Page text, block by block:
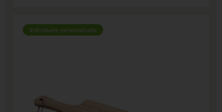
Individuele personalisatie